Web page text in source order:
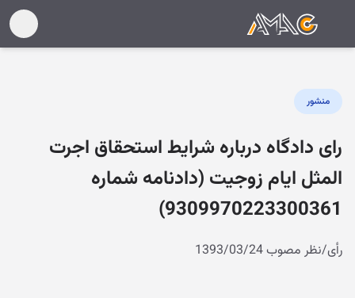
منشور
رای دادگاه درباره شرایط استحقاق اجرت
المثل ایام زوجیت (دادنامه شماره
9309970223300361)
رأی/نظر مصوب 1393/03/24